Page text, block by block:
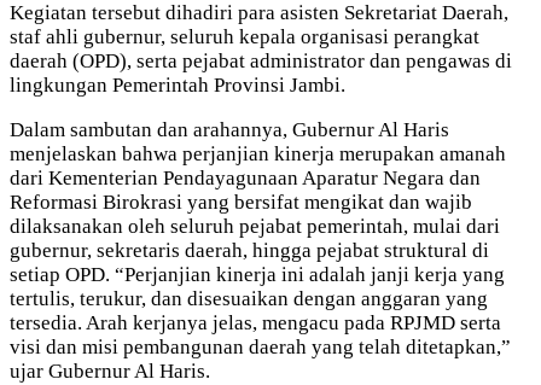
Kegiatan tersebut dihadiri para asisten Sekretariat Daerah,
staf ahli gubernur, seluruh kepala organisasi perangkat
daerah (OPD), serta pejabat administrator dan pengawas di
lingkungan Pemerintah Provinsi Jambi.
Dalam sambutan dan arahannya, Gubernur Al Haris
menjelaskan bahwa perjanjian kinerja merupakan amanah
dari Kementerian Pendayagunaan Aparatur Negara dan
Reformasi Birokrasi yang bersifat mengikat dan wajib
dilaksanakan oleh seluruh pejabat pemerintah, mulai dari
gubernur, sekretaris daerah, hingga pejabat struktural di
setiap OPD. “Perjanjian kinerja ini adalah janji kerja yang
tertulis, terukur, dan disesuaikan dengan anggaran yang
tersedia. Arah kerjanya jelas, mengacu pada RPJMD serta
visi dan misi pembangunan daerah yang telah ditetapkan,”
ujar Gubernur Al Haris.